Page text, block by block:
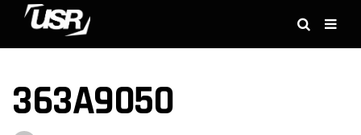
363A9050